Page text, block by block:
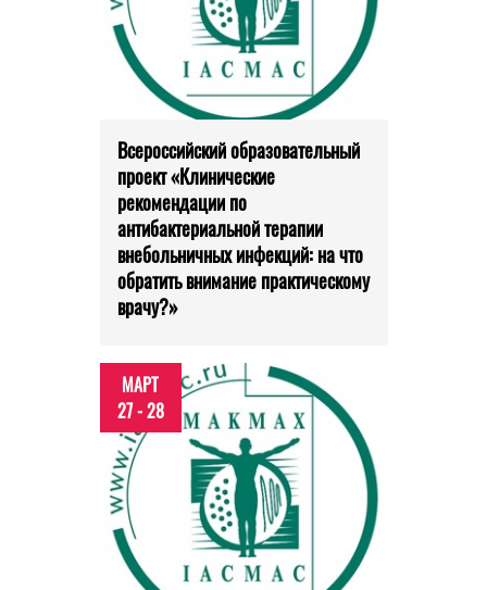
Всероссийский образовательный
проект «Клинические
рекомендации по
антибактериальной терапии
внебольничных инфекций: на что
обратить внимание практическому
врачу?»
МАРТ
27 - 28